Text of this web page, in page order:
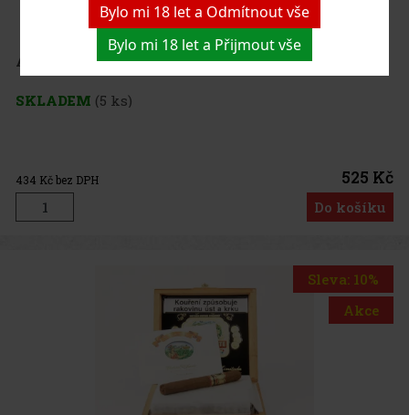
Bylo mi 18 let a Odmítnout vše
Bylo mi 18 let a Přijmout vše
Arturo Fuente Don Carlos Robusto 1/25
SKLADEM (5 ks)
434 Kč bez DPH 525 Kč
Do košíku
Sleva: 10%
Akce